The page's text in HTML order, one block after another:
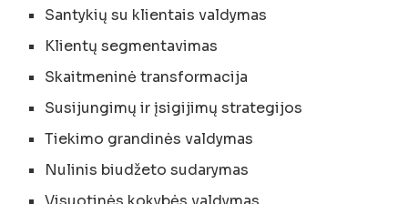
Santykių su klientais valdymas
Klientų segmentavimas
Skaitmeninė transformacija
Susijungimų ir įsigijimų strategijos
Tiekimo grandinės valdymas
Nulinis biudžeto sudarymas